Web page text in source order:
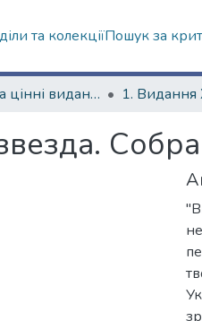
та колекціїПошук за
9. Рідкісні та цінні видання 1. Видання